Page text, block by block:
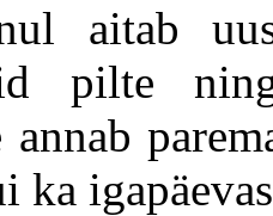
aitab
pilte
annab
ka